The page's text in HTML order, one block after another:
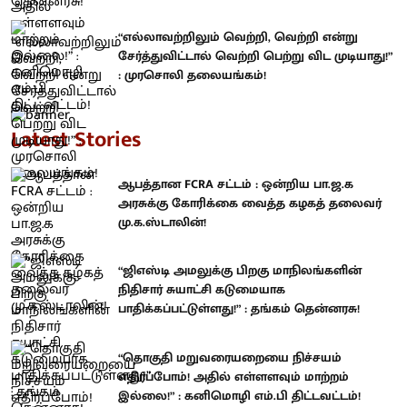
“எல்லாவற்றிலும் வெற்றி, வெற்றி என்று
சேர்த்துவிட்டால் வெற்றி பெற்று விட முடியாது!”
: முரசொலி தலையங்கம்!
Latest Stories
ஆபத்தான FCRA சட்டம் : ஒன்றிய பா.ஜ.க
அரசுக்கு கோரிக்கை வைத்த கழகத் தலைவர்
மு.க.ஸ்டாலின்!
“ஜிஎஸ்டி அமலுக்கு பிறகு மாநிலங்களின்
நிதிசார் சுயாட்சி கடுமையாக
பாதிக்கப்பட்டுள்ளது!” : தங்கம் தென்னரசு!
“தொகுதி மறுவரையறையை நிச்சயம்
எதிர்ப்போம்! அதில் எள்ளளவும் மாற்றம்
இல்லை!” : கனிமொழி எம்.பி திட்டவட்டம்!